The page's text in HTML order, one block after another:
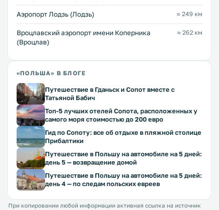
Аэропорт Лодзь (Лодзь) ≈ 249 км
Вроцлавский аэропорт имени Коперника
(Вроцлав)
≈ 262 км
«ПОЛЬША» В БЛОГЕ
Путешествие в Гданьск и Сопот вместе с
Татьяной Бабич
Топ-5 лучших отелей Сопота, расположенных у
самого моря стоимостью до 200 евро
Гид по Сопоту: все об отдыхе в пляжной столице
Прибалтики
Путешествие в Польшу на автомобиле на 5 дней:
день 5 — возвращение домой
Путешествие в Польшу на автомобиле на 5 дней:
день 4 — по следам польских евреев
При копировании любой информации активная ссылка на источник